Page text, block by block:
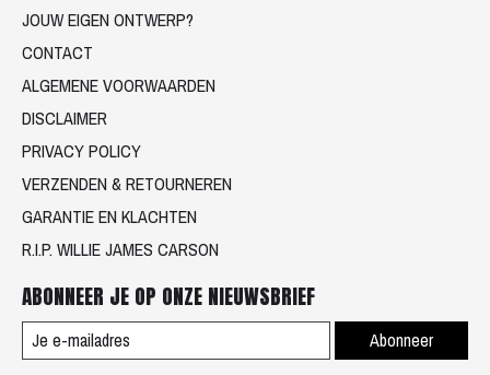
JOUW EIGEN ONTWERP?
CONTACT
ALGEMENE VOORWAARDEN
DISCLAIMER
PRIVACY POLICY
VERZENDEN & RETOURNEREN
GARANTIE EN KLACHTEN
R.I.P. WILLIE JAMES CARSON
ABONNEER JE OP ONZE NIEUWSBRIEF
Abonneer